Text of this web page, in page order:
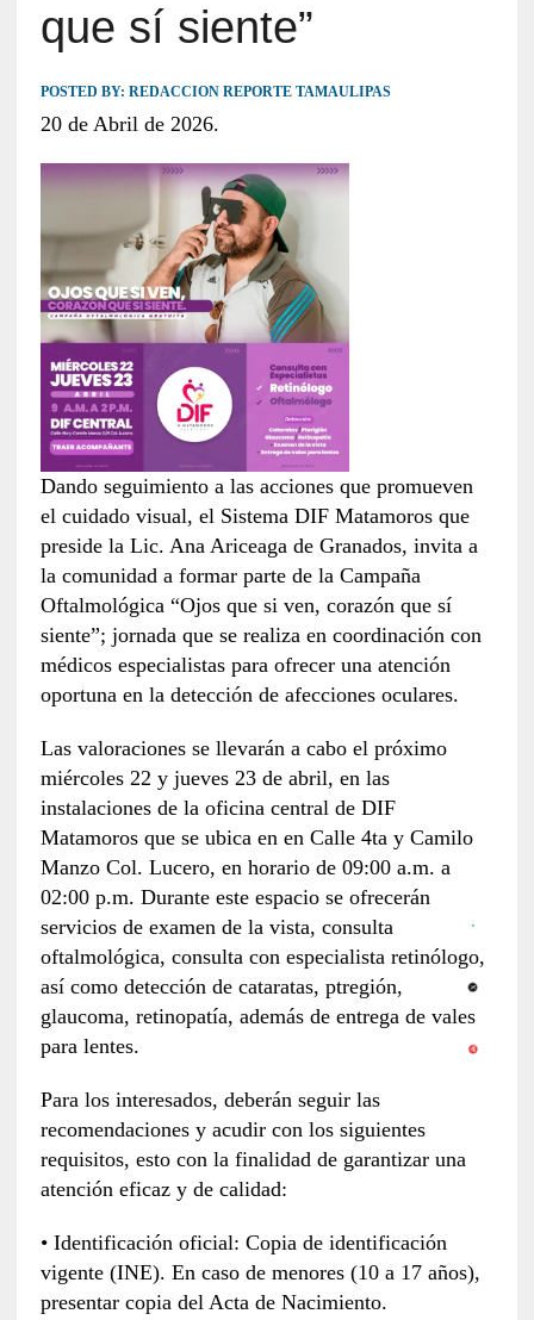
que sí siente”
POSTED BY: REDACCION REPORTE TAMAULIPAS
20 de Abril de 2026.
Dando seguimiento a las acciones que promueven
el cuidado visual, el Sistema DIF Matamoros que
preside la Lic. Ana Ariceaga de Granados, invita a
la comunidad a formar parte de la Campaña
Oftalmológica “Ojos que si ven, corazón que sí
siente”; jornada que se realiza en coordinación con
médicos especialistas para ofrecer una atención
oportuna en la detección de afecciones oculares.
Las valoraciones se llevarán a cabo el próximo
miércoles 22 y jueves 23 de abril, en las
instalaciones de la oficina central de DIF
Matamoros que se ubica en en Calle 4ta y Camilo
Manzo Col. Lucero, en horario de 09:00 a.m. a
02:00 p.m. Durante este espacio se ofrecerán
servicios de examen de la vista, consulta
oftalmológica, consulta con especialista retinólogo,
así como detección de cataratas, ptregión,
glaucoma, retinopatía, además de entrega de vales
para lentes.
Para los interesados, deberán seguir las
recomendaciones y acudir con los siguientes
requisitos, esto con la finalidad de garantizar una
atención eficaz y de calidad:
• Identificación oficial: Copia de identificación
vigente (INE). En caso de menores (10 a 17 años),
presentar copia del Acta de Nacimiento.